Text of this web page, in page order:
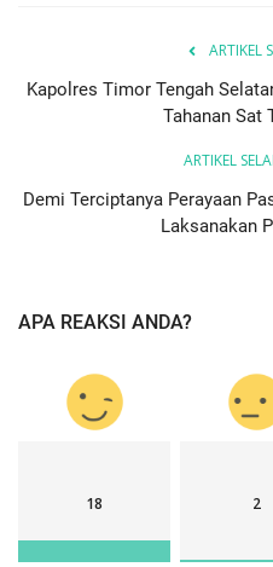
ARTIKEL
Kapolres Timor Tengah
Tahanan Sat
ARTIKEL
Demi Terciptanya Perayaan
Laksanakan
APA REAKSI ANDA?
18 2